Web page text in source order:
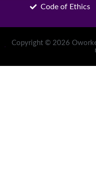
Code of Ethics
Copyright © 2026